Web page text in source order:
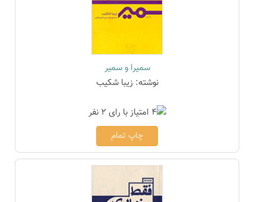
سمیرا و سمیر
نوشته: زیبا شکیب
چاپ تمام